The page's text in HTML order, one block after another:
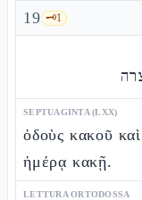
19 🗝️1
SEPTUAGINTA (LXX)
ὀδοὺς κακοῦ
ἡμέρᾳ κακῇ.
LETTURA ORTODOSSA